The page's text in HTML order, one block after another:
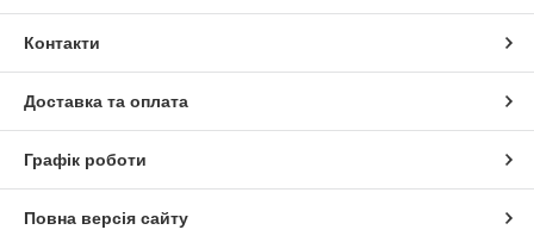
Контакти
Доставка та оплата
Графік роботи
Повна версія сайту